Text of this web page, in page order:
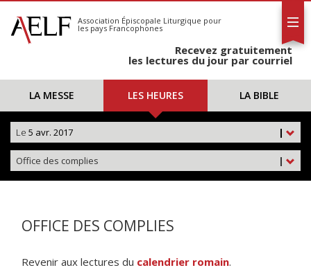
S'abonner
Calendrier
Association Épiscopale Liturgique pour
les pays Francophones
Recevez gratuitement
les lectures du jour par courriel
LA MESSE LES HEURES LA BIBLE
|
Le 5 avr. 2017
|
Office des complies
OFFICE DES COMPLIES
Revenir aux lectures du calendrier romain.